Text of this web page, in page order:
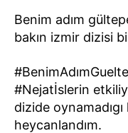
Benim adım
bakın izmir dizisi
#Nejatİslerin
dizide
heycanlandım.